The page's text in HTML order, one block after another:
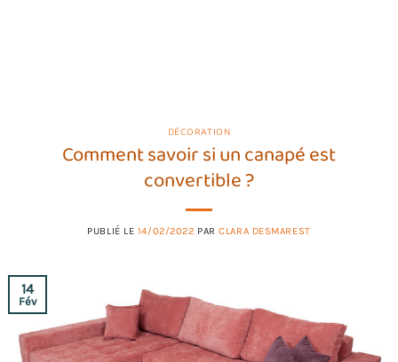
DÉCORATION
Comment savoir si un canapé est
convertible ?
PUBLIÉ LE 14/02/2022 PARCLARA DESMAREST
14
Fév